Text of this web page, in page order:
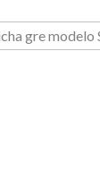
gre modelo